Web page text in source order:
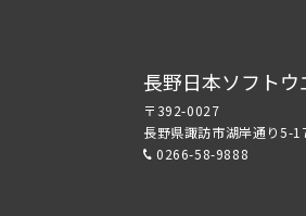
長野日本ソフト
〒392-0027
長野県諏訪市湖岸通り5-
0266-58-9888